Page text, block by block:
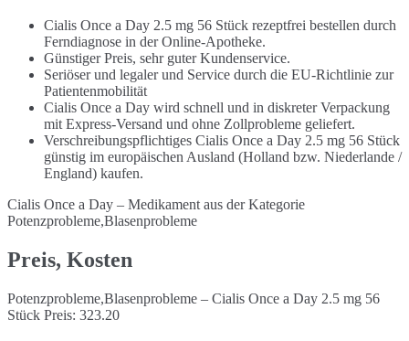
Cialis Once a Day 2.5 mg 56 Stück rezeptfrei bestellen durch
Ferndiagnose in der Online-Apotheke.
Günstiger Preis, sehr guter Kundenservice.
Seriöser und legaler und Service durch die EU-Richtlinie zur
Patientenmobilität
Cialis Once a Day wird schnell und in diskreter Verpackung
mit Express-Versand und ohne Zollprobleme geliefert.
Verschreibungspflichtiges Cialis Once a Day 2.5 mg 56 Stück
günstig im europäischen Ausland (Holland bzw. Niederlande /
England) kaufen.
Cialis Once a Day – Medikament aus der Kategorie
Potenzprobleme,Blasenprobleme
Preis, Kosten
Potenzprobleme,Blasenprobleme – Cialis Once a Day 2.5 mg 56
Stück Preis: 323.20